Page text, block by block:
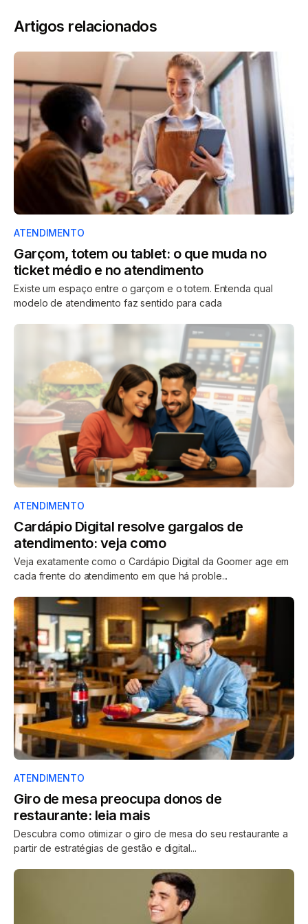
Artigos relacionados
ATENDIMENTO
Garçom, totem ou tablet: o que muda no
ticket médio e no atendimento
Existe um espaço entre o garçom e o totem. Entenda qual
modelo de atendimento faz sentido para cada
ATENDIMENTO
Cardápio Digital resolve gargalos de
atendimento: veja como
Veja exatamente como o Cardápio Digital da Goomer age em
cada frente do atendimento em que há proble...
ATENDIMENTO
Giro de mesa preocupa donos de
restaurante: leia mais
Descubra como otimizar o giro de mesa do seu restaurante a
partir de estratégias de gestão e digital...